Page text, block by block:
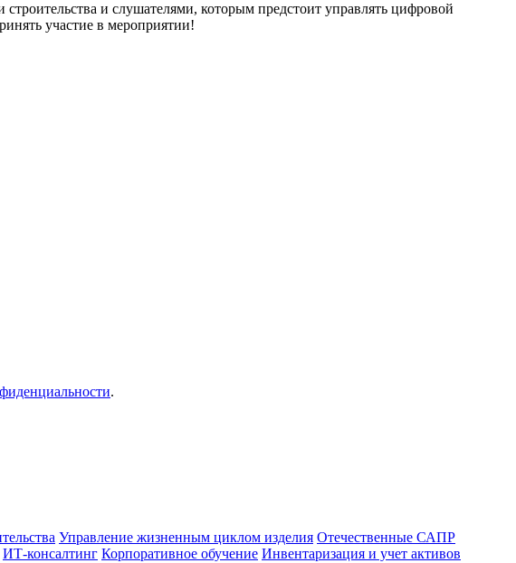
и слушателями, которым предстоит управлять цифровой
участие в мероприятии!
.
Управление жизненным циклом изделия Отечественные САПР
ИТ-консалтинг Корпоративное обучение Инвентаризация и учет активов